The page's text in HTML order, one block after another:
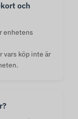
och
enhetens
vars köp inte är